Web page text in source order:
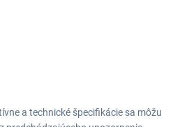
a technické špecifikácie sa môžu